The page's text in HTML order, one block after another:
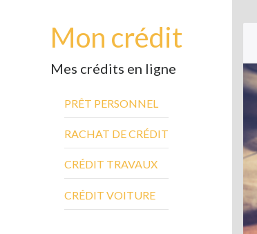
Mon crédit
Mes crédits en ligne
PRÊT PERSONNEL
RACHAT DE CRÉDIT
CRÉDIT TRAVAUX
CRÉDIT VOITURE